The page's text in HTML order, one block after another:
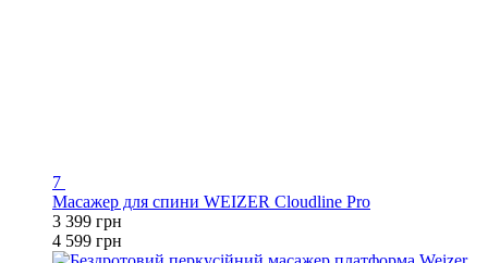
7
Масажер для спини WEIZER Cloudline Pro
3 399 грн
4 599 грн